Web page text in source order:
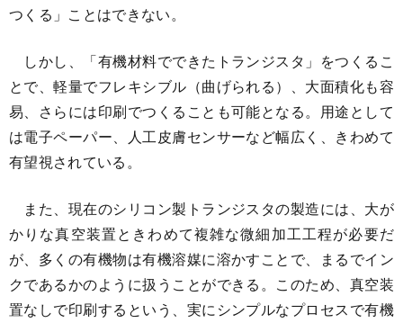
つくる」ことはできない。
しかし、「有機材料でできたトランジスタ」をつくるこ
とで、軽量でフレキシブル（曲げられる）、大面積化も容
易、さらには印刷でつくることも可能となる。用途として
は電子ペーパー、人工皮膚センサーなど幅広く、きわめて
有望視されている。
また、現在のシリコン製トランジスタの製造には、大が
かりな真空装置ときわめて複雑な微細加工工程が必要だ
が、多くの有機物は有機溶媒に溶かすことで、まるでイン
クであるかのように扱うことができる。このため、真空装
置なしで印刷するという、実にシンプルなプロセスで有機